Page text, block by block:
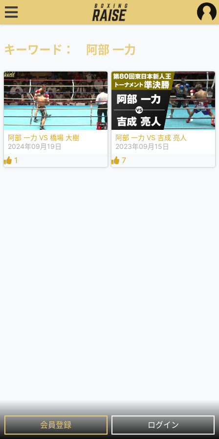
会員登録 ログイン
キーワード： 阿部 一力
阿部 一力 VS 橋場 大樹
2024年09月19日
1
阿部 一力 VS 吉成 亮人
2023年09月15日
7